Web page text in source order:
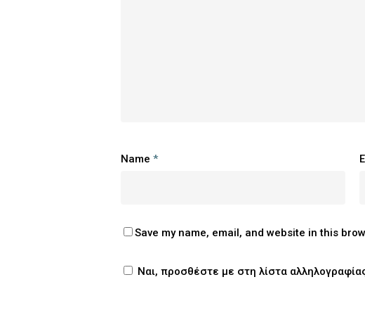
Name *
Save my name, email, and website in this
Ναι, προσθέστε με στη λίστα